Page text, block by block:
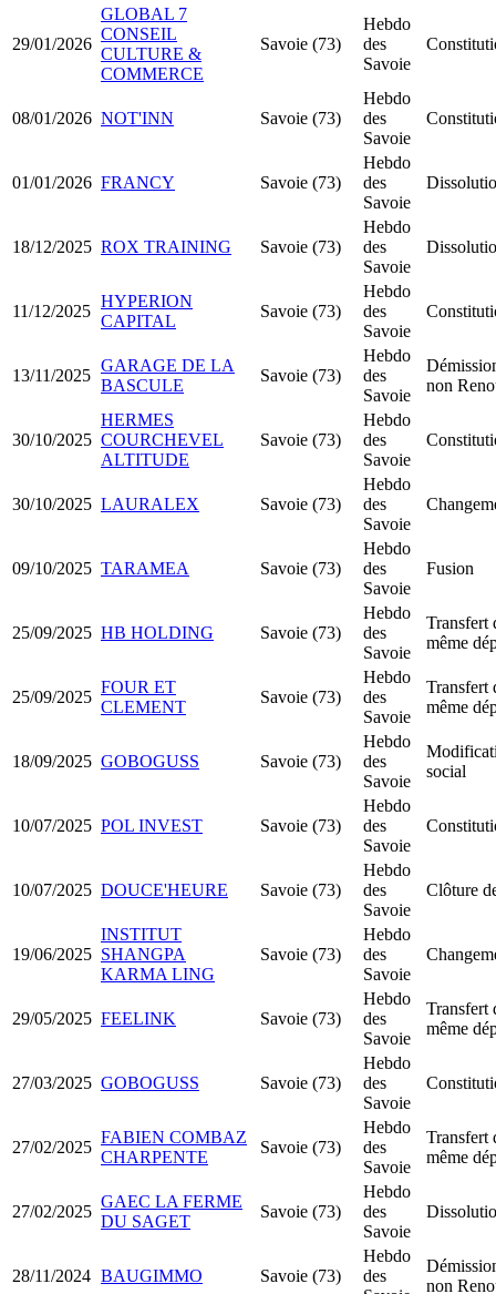
29/01/2026
GLOBAL 7
CONSEIL
CULTURE &
COMMERCE
Savoie (73)
Hebdo
des
Savoie
08/01/2026 NOT'INN Savoie (73)
Hebdo
des
Savoie
01/01/2026 FRANCY Savoie (73)
Hebdo
des
Savoie
18/12/2025 ROX TRAINING Savoie (73)
Hebdo
des
Savoie
11/12/2025
HYPERION
CAPITAL
Savoie (73)
Hebdo
des
Savoie
13/11/2025
GARAGE DE LA
BASCULE
Savoie (73)
Hebdo
des
Savoie
non
30/10/2025
HERMES
COURCHEVEL
ALTITUDE
Savoie (73)
Hebdo
des
Savoie
30/10/2025 LAURALEX Savoie (73)
Hebdo
des
Savoie
09/10/2025 TARAMEA Savoie (73)
Hebdo
des
Savoie
Fusion
25/09/2025 HB HOLDING Savoie (73)
Hebdo
des
Savoie
Transfert
même
25/09/2025
FOUR ET
CLEMENT
Savoie (73)
Hebdo
des
Savoie
Transfert
même
18/09/2025 GOBOGUSS Savoie (73)
Hebdo
des
Savoie
social
10/07/2025 POL INVEST Savoie (73)
Hebdo
des
Savoie
10/07/2025 DOUCE'HEURE Savoie (73)
Hebdo
des
Savoie
Clôture
19/06/2025
INSTITUT
SHANGPA
KARMA LING
Savoie (73)
Hebdo
des
Savoie
29/05/2025 FEELINK Savoie (73)
Hebdo
des
Savoie
Transfert
même
27/03/2025 GOBOGUSS Savoie (73)
Hebdo
des
Savoie
27/02/2025
FABIEN COMBAZ
CHARPENTE
Savoie (73)
Hebdo
des
Savoie
Transfert
même
27/02/2025
GAEC LA FERME
DU SAGET
Savoie (73)
Hebdo
des
Savoie
28/11/2024 BAUGIMMO Savoie (73)
Hebdo
des
non